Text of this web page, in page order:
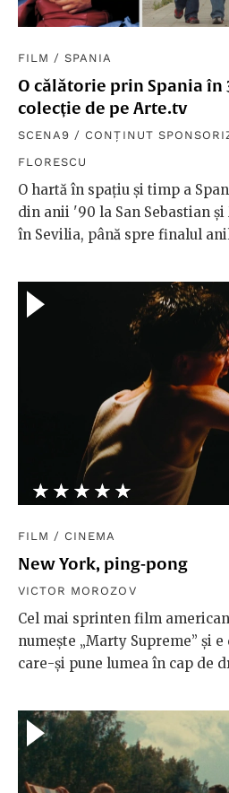
FILM /SPANIA
O călătorie prin Spania în
colecție de pe Arte.tv
SCENA9 / CONȚINUT
FLORESCU
O hartă în spațiu și timp a
din anii '90 la San Sebastian
în Sevilia, până spre finalul
★★★★★
☆☆☆☆☆
FILM / CINEMA
New York, ping-pong
VICTOR MOROZOV
Cel mai sprinten film
numește „Marty Supreme” și
care-și pune lumea în cap de